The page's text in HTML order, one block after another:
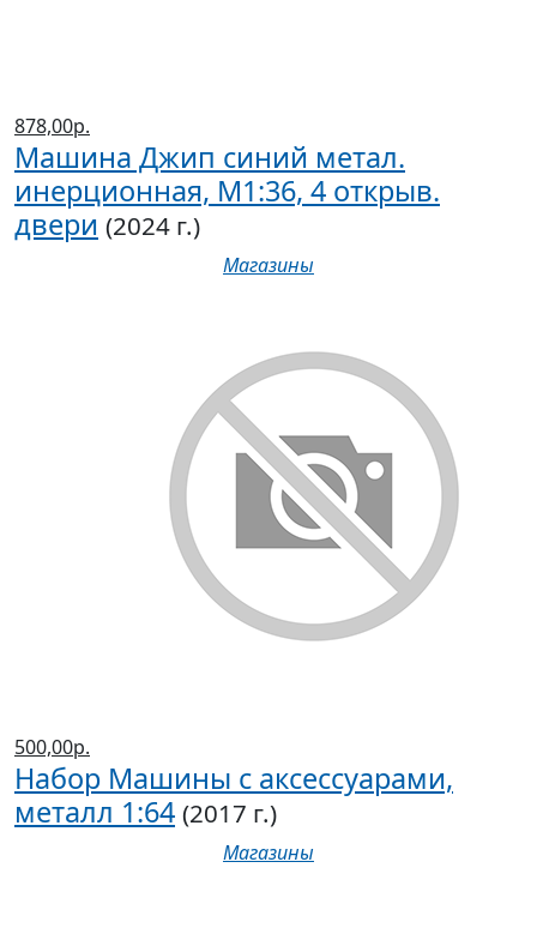
878,00р.
Машина Джип синий метал.
инерционная, М1:36, 4 открыв.
двери (2024 г.)
Магазины
500,00р.
Набор Машины с аксессуарами,
металл 1:64 (2017 г.)
Магазины